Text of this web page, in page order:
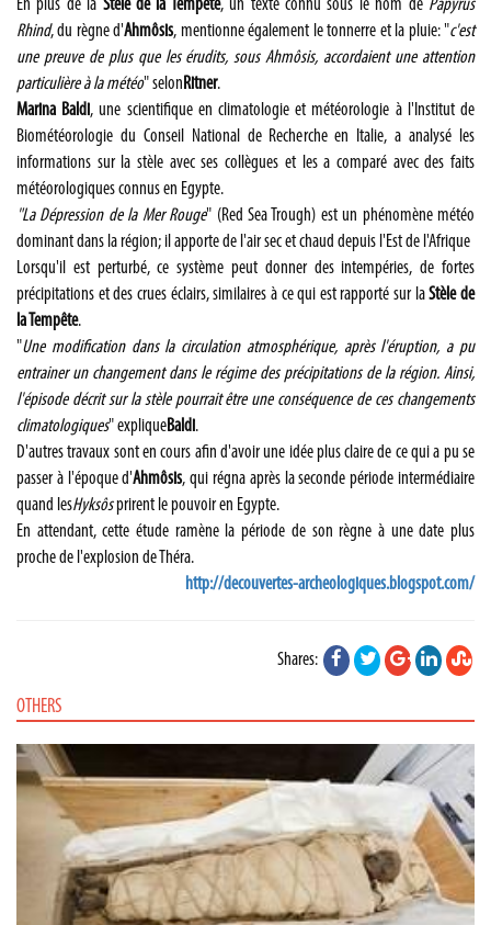
En plus de la Stèle de la Tempête, un texte connu sous le nom de Papyrus
Rhind, du règne d'Ahmôsis, mentionne également le tonnerre et la pluie: "c'est
une preuve de plus que les érudits, sous Ahmôsis, accordaient une attention
particulière à la météo" selon Ritner.
Marina Baldi , une scientifique en climatologie et météorologie à l'Institut de
Biométéorologie du Conseil National de Recherche en Italie, a analysé les
informations sur la stèle avec ses collègues et les a comparé avec des faits
météorologiques connus en Egypte.
"La Dépression de la Mer Rouge" (Red Sea Trough) est un phénomène météo
dominant dans la région; il apporte de l'air sec et chaud depuis l'Est de l'Afrique
Lorsqu'il est perturbé, ce système peut donner des intempéries, de fortes
précipitations et des crues éclairs, similaires à ce qui est rapporté sur laStèle de
la Tempête.
"Une modification dans la circulation atmosphérique, après l'éruption, a pu
entrainer un changement dans le régime des précipitations de la région. Ainsi,
l'épisode décrit sur la stèle pourrait être une conséquence de ces changements
climatologiques" expliqueBaldi .
D'autres travaux sont en cours afin d'avoir une idée plus claire de ce qui a pu se
passer à l'époque d'Ahmôsis, qui régna après la seconde période intermédiaire
quand lesHyksôsprirent le pouvoir en Egypte.
En attendant, cette étude ramène la période de son règne à une date plus
proche de l'explosion de Théra.
http://decouvertes-archeologiques.blogspot.com/
Shares:
OTHERS